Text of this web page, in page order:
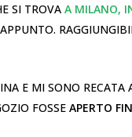
SI TROVA A MILANO,
E MI SONO
FOSSE APERTO